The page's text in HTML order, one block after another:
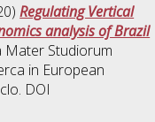
Regulating Vertical
analysis of Brazil
Mater Studiorum
in European
DOI